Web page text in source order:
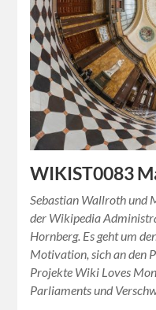
WIKIST0083
Sebastian Wallroth und
der Wikipedia
Hornberg. Es geht um
Motivation, sich an den
Projekte Wiki Loves
Parliaments und